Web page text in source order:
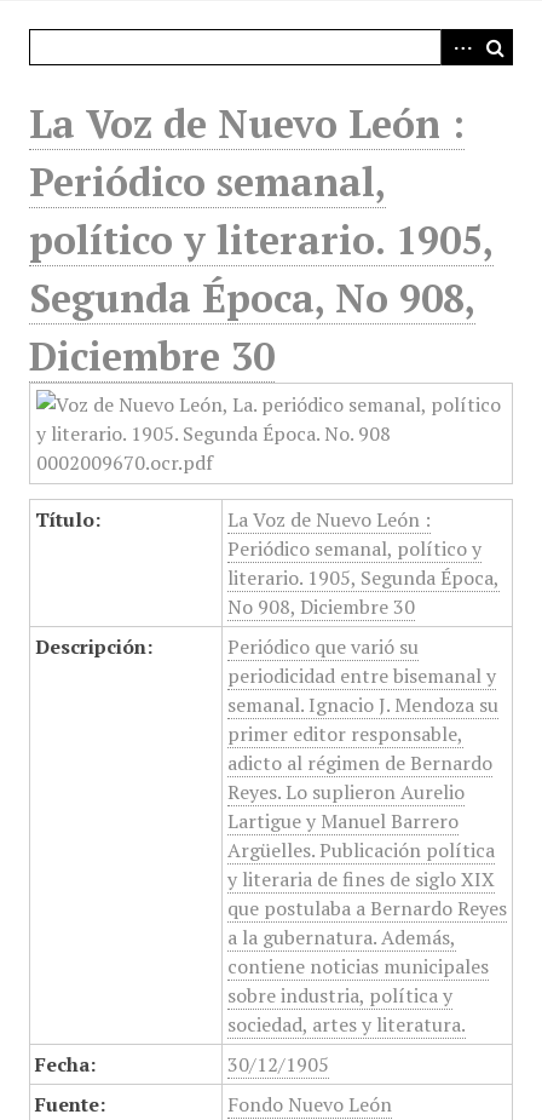
La Voz de Nuevo León :
Periódico semanal,
político y literario. 1905,
Segunda Época, No 908,
Diciembre 30
Título:
La Voz de Nuevo León :
Periódico semanal, político y
literario. 1905, Segunda Época,
No 908, Diciembre 30
Descripción:
Periódico que varió su
periodicidad entre bisemanal y
semanal. Ignacio J. Mendoza su
primer editor responsable,
adicto al régimen de Bernardo
Reyes. Lo suplieron Aurelio
Lartigue y Manuel Barrero
Argüelles. Publicación política
y literaria de fines de siglo XIX
que postulaba a Bernardo Reyes
a la gubernatura. Además,
contiene noticias municipales
sobre industria, política y
sociedad, artes y literatura.
Fecha:
30/12/1905
Fuente:
Fondo Nuevo León